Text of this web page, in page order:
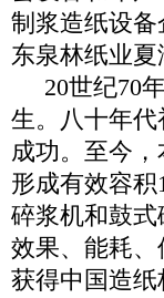
制浆造纸设
东泉林纸业夏
20世纪70年
生。八十年
成功。至今
形成有效容积
碎浆机和鼓
效果、能耗
获得中国造